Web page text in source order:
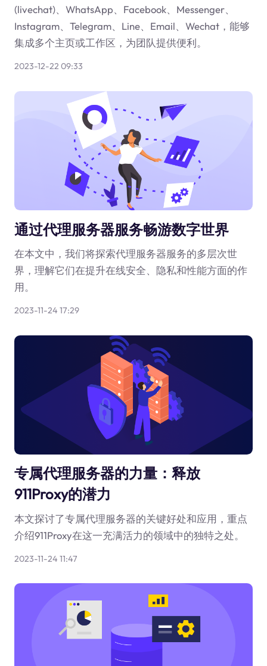
(livechat)、WhatsApp、Facebook、Messenger、
Instagram、Telegram、Line、Email、Wechat，能够
集成多个主页或工作区，为团队提供便利。
2023-12-22 09:33
通过代理服务器服务畅游数字世界
在本文中，我们将探索代理服务器服务的多层次世
界，理解它们在提升在线安全、隐私和性能方面的作
用。
2023-11-24 17:29
专属代理服务器的力量：释放
911Proxy的潜力
本文探讨了专属代理服务器的关键好处和应用，重点
介绍911Proxy在这一充满活力的领域中的独特之处。
2023-11-24 11:47